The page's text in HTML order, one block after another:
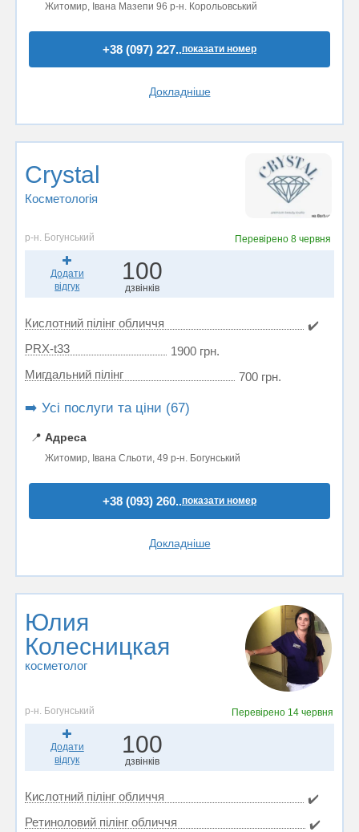
Житомир, Івана Мазепи 96 р-н. Корольовський
+38 (097) 227..показати номер
Докладніше
Crystal
Косметологія
р-н. Богунський Перевірено 8 червня
Додати
відгук
100
дзвінків
Кислотний пілінг обличчя
✔️
PRX-t33
1900 грн.
Мигдальний пілінг
700 грн.
➡️ Усі послуги та ціни (67)
📍 Адреса
Житомир, Івана Сльоти, 49 р-н. Богунський
+38 (093) 260..показати номер
Докладніше
Юлия
Колесницкая
косметолог
р-н. Богунський Перевірено 14 червня
Додати
відгук
100
дзвінків
Кислотний пілінг обличчя
✔️
Ретиноловий пілінг обличчя
✔️